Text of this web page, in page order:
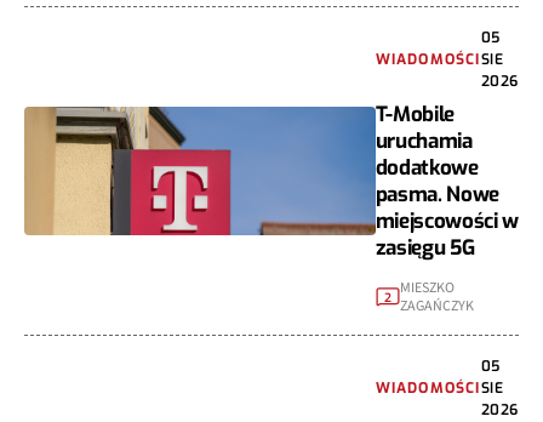
WIADOMOŚCI
05
SIE
2026
T-Mobile
uruchamia
dodatkowe
pasma. Nowe
miejscowości w
zasięgu 5G
2 MIESZKO
ZAGAŃCZYK
WIADOMOŚCI
05
SIE
2026